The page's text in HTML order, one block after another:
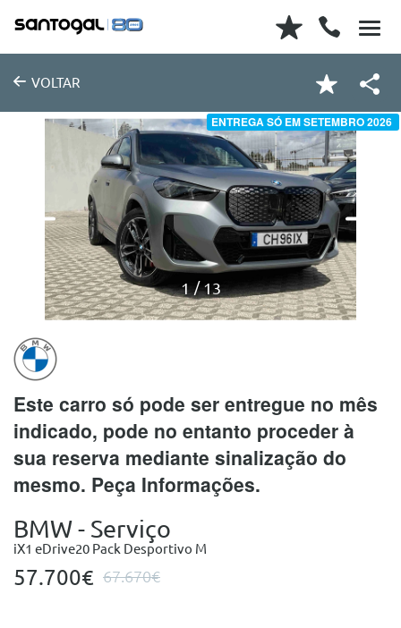
VOLTAR
ENTREGA SÓ EM SETEMBRO 2026
1 13
Este carro só pode ser entregue no mês
indicado, pode no entanto proceder à
sua reserva mediante sinalização do
mesmo. Peça Informações.
BMW - Serviço
iX1 eDrive20 Pack Desportivo M
57.700€ 67.670€